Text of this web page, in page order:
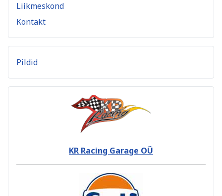
Liikmeskond
Kontakt
Pildid
KR Racing Garage OÜ